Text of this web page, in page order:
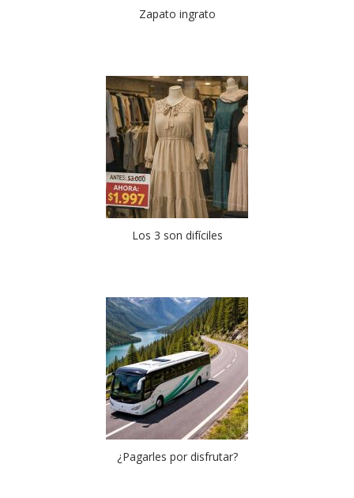
Zapato ingrato
Los 3 son difíciles
¿Pagarles por disfrutar?